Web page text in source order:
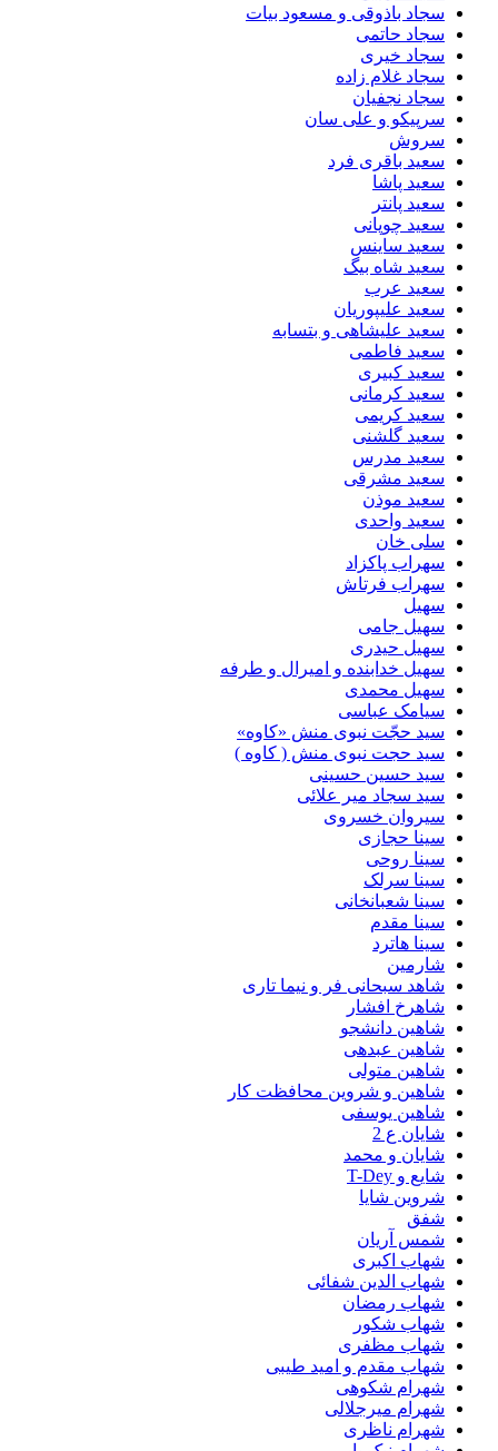
سجاد باذوقی و مسعود بیات
سجاد حاتمی
سجاد خیری
سجاد غلام زاده
سجاد نجفیان
سرپیکو و علی سان
سروش
سعید باقری فرد
سعید پاشا
سعید پانتر
سعید چوپانی
سعید ساینس
سعید شاه بیگ
سعید عرب
سعید علیپوریان
سعید علیشاهی و بتسابه
سعید فاطمی
سعید کبیری
سعید کرمانی
سعید کریمی
سعید گلشنی
سعید مدرس
سعید مشرقی
سعید موذن
سعید واحدی
سلی خان
سهراب پاکزاد
سهراب فرتاش
سهیل
سهیل جامی
سهیل حیدری
سهیل خدابنده و امیرال و طرفه
سهیل محمدی
سیامک عباسی
سید حجّت نبوی منش «کاوه»
سید حجت نبوی منش ( کاوه )
سید حسین حسینى
سید سجاد میر علائی
سیروان خسروی
سینا حجازی
سینا روحی
سینا سرلک
سینا شعبانخانی
سینا مقدم
سینا هاترد
شارمین
شاهد سبحانی فر و نیما تاری
شاهرخ افشار
شاهین دانشجو
شاهین عبدهی
شاهین متولی
شاهین و شروین محافظت کار
شاهین یوسفی
شایان ع 2
شایان و محمد
شایع و T-Dey
شروین شایا
شفق
شمس آریان
شهاب اکبری
شهاب الدین شفائی
شهاب رمضان
شهاب شکور
شهاب مظفری
شهاب مقدم و امید طیبی
شهرام شکوهی
شهرام میرجلالی
شهرام ناظری